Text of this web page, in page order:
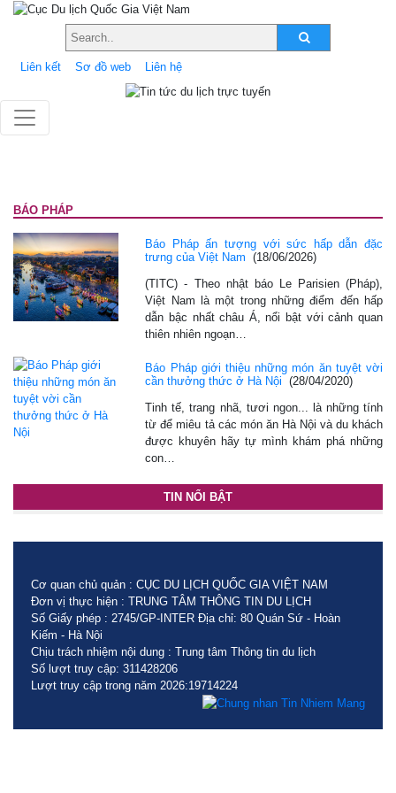
Liên kết Sơ đồ web Liên hệ
BÁO PHÁP
Báo Pháp ấn tượng với sức hấp dẫn đặc
trưng của Việt Nam
(18/06/2026)
(TITC) - Theo nhật báo Le Parisien (Pháp),
Việt Nam là một trong những điểm đến hấp
dẫn bậc nhất châu Á, nổi bật với cảnh quan
thiên nhiên ngoạn…
Báo Pháp giới thiệu những món ăn tuyệt vời
cần thưởng thức ở Hà Nội
(28/04/2020)
Tinh tế, trang nhã, tươi ngon... là những tính
từ để miêu tả các món ăn Hà Nội và du khách
được khuyên hãy tự mình khám phá những
con…
TIN NỔI BẬT
Cơ quan chủ quản : CỤC DU LỊCH QUỐC GIA VIỆT NAM
Đơn vị thực hiện : TRUNG TÂM THÔNG TIN DU LỊCH
Số Giấy phép : 2745/GP-INTER Địa chỉ: 80 Quán Sứ - Hoàn
Kiếm - Hà Nội
Chịu trách nhiệm nội dung : Trung tâm Thông tin du lịch
Số lượt truy cập: 311428206
Lượt truy cập trong năm 2026:19714224